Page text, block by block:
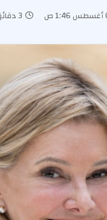
3 دقائق